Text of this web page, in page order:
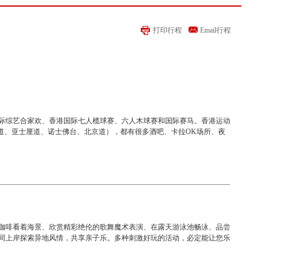
打印行程 Email行程
艺合家欢、香港国际七人榄球赛、六人木球赛和国际赛马。香港运动
亚士厘道、诺士佛台、北京道），都有很多酒吧、卡拉OK场所、夜
看着海景、欣赏精彩绝伦的歌舞魔术表演、在露天游泳池畅泳、品尝
岸探索异地风情，共享亲子乐。多种刺激好玩的活动，必定能让您乐